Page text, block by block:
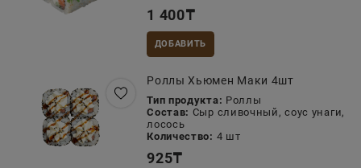
1 400₸
ДОБАВИТЬ
Роллы Хьюмен Маки 4шт
Тип продукта: Роллы
Состав: Сыр сливочный, соус унаги,
лосось
Количество: 4 шт
925₸